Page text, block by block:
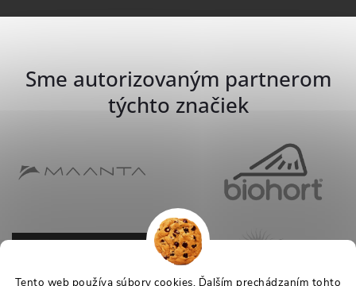
Tento web používa súbory cookies. Ďalším prechádzaním tohto
Sme autorizovaným partnerom
týchto značiek